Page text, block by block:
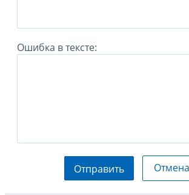
Ошибка в тексте:
Отправить Отмена